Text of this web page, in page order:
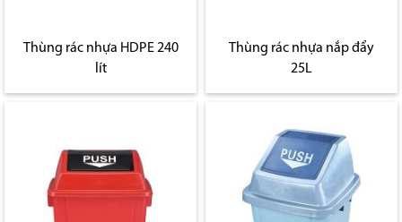
Thùng rác nhựa HDPE 240
lít
Thùng rác nhựa nắp đẩy
25L